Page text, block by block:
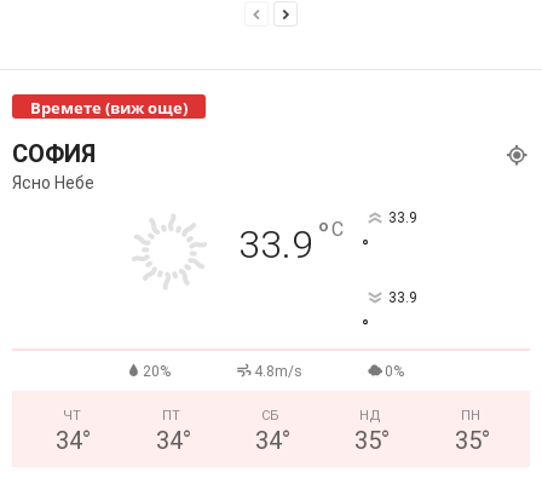
Времете (виж още)
СОФИЯ
Ясно Небе
33.9 °C 33.9
°
33.9
°
20% 4.8m/s 0%
ЧТ
34°
ПТ
34°
СБ
34°
НД
35°
ПН
35°